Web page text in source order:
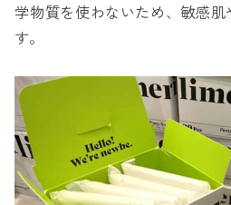
学物質を使わないため、敏感
す。